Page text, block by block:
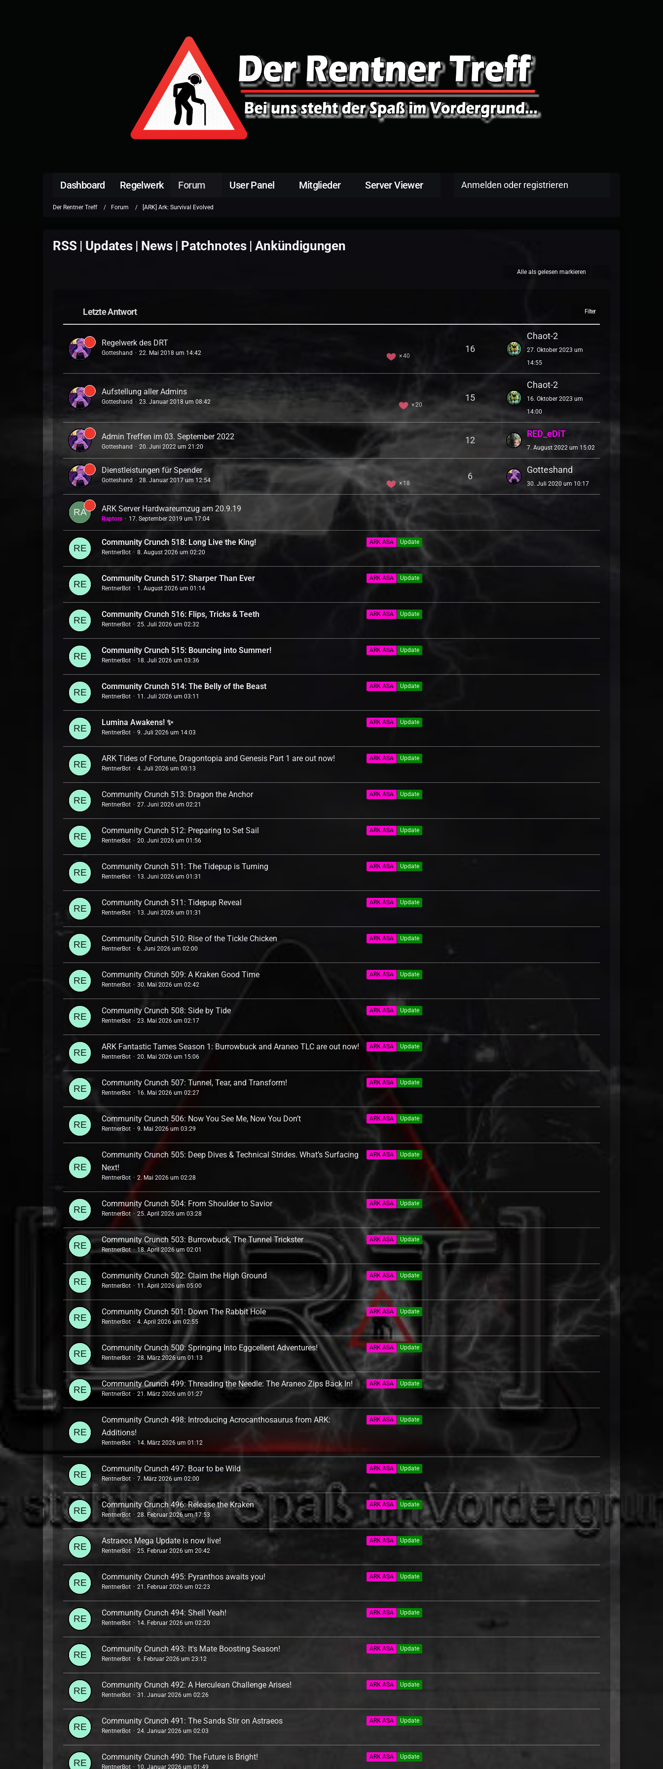
Dashboard Regelwerk Forum User Panel Mitglieder Server Viewer Anmelden oder registrieren
Der Rentner Treff Forum [ARK] Ark: Survival Evolved
RSS | Updates | News | Patchnotes | Ankündigungen
Alle als gelesen markieren
Letzte Antwort Filter
Regelwerk des DRT
40
Gotteshand 22. Mai 2018 um 14:42 16
Chaot-2
27. Oktober 2023 um
14:55
Aufstellung aller Admins
20
Gotteshand 23. Januar 2018 um 08:42 15
Chaot-2
16. Oktober 2023 um
14:00
Admin Treffen im 03. September 2022
Gotteshand 20. Juni 2022 um 21:20
12
RED_eDiT
7. August 2022 um 15:02
Dienstleistungen für Spender
18
Gotteshand 28. Januar 2017 um 12:54 6
Gotteshand
30. Juli 2020 um 10:17
ARK Server Hardwareumzug am 20.9.19
Raptors 17. September 2019 um 17:04
ARK ASA Update
Community Crunch 518: Long Live the King!
RentnerBot 8. August 2026 um 02:20
ARK ASA Update
Community Crunch 517: Sharper Than Ever
RentnerBot 1. August 2026 um 01:14
ARK ASA Update
Community Crunch 516: Flips, Tricks & Teeth
RentnerBot 25. Juli 2026 um 02:32
ARK ASA Update
Community Crunch 515: Bouncing into Summer!
RentnerBot 18. Juli 2026 um 03:36
ARK ASA Update
Community Crunch 514: The Belly of the Beast
RentnerBot 11. Juli 2026 um 03:11
ARK ASA Update
Lumina Awakens! ✨
RentnerBot 9. Juli 2026 um 14:03
ARK ASA Update
ARK Tides of Fortune, Dragontopia and Genesis Part 1 are out now!
RentnerBot 4. Juli 2026 um 00:13
ARK ASA Update
Community Crunch 513: Dragon the Anchor
RentnerBot 27. Juni 2026 um 02:21
ARK ASA Update
Community Crunch 512: Preparing to Set Sail
RentnerBot 20. Juni 2026 um 01:56
ARK ASA Update
Community Crunch 511: The Tidepup is Turning
RentnerBot 13. Juni 2026 um 01:31
ARK ASA Update
Community Crunch 511: Tidepup Reveal
RentnerBot 13. Juni 2026 um 01:31
ARK ASA Update
Community Crunch 510: Rise of the Tickle Chicken
RentnerBot 6. Juni 2026 um 02:00
ARK ASA Update
Community Crunch 509: A Kraken Good Time
RentnerBot 30. Mai 2026 um 02:42
ARK ASA Update
Community Crunch 508: Side by Tide
RentnerBot 23. Mai 2026 um 02:17
ARK ASA Update
ARK Fantastic Tames Season 1: Burrowbuck and Araneo TLC are out now!
RentnerBot 20. Mai 2026 um 15:06
ARK ASA Update
Community Crunch 507: Tunnel, Tear, and Transform!
RentnerBot 16. Mai 2026 um 02:27
ARK ASA Update
Community Crunch 506: Now You See Me, Now You Don’t
RentnerBot 9. Mai 2026 um 03:29
ARK ASA Update
Community Crunch 505: Deep Dives & Technical Strides. What’s Surfacing
Next!
RentnerBot 2. Mai 2026 um 02:28
ARK ASA Update
Community Crunch 504: From Shoulder to Savior
RentnerBot 25. April 2026 um 03:28
ARK ASA Update
Community Crunch 503: Burrowbuck, The Tunnel Trickster
RentnerBot 18. April 2026 um 02:01
ARK ASA Update
Community Crunch 502: Claim the High Ground
RentnerBot 11. April 2026 um 05:00
ARK ASA Update
Community Crunch 501: Down The Rabbit Hole
RentnerBot 4. April 2026 um 02:55
ARK ASA Update
Community Crunch 500: Springing Into Eggcellent Adventures!
RentnerBot 28. März 2026 um 01:13
ARK ASA Update
Community Crunch 499: Threading the Needle: The Araneo Zips Back In!
RentnerBot 21. März 2026 um 01:27
ARK ASA Update
Community Crunch 498: Introducing Acrocanthosaurus from ARK:
Additions!
RentnerBot 14. März 2026 um 01:12
ARK ASA Update
Community Crunch 497: Boar to be Wild
RentnerBot 7. März 2026 um 02:00
ARK ASA Update
Community Crunch 496: Release the Kraken
RentnerBot 28. Februar 2026 um 17:53
ARK ASA Update
Astraeos Mega Update is now live!
RentnerBot 25. Februar 2026 um 20:42
ARK ASA Update
Community Crunch 495: Pyranthos awaits you!
RentnerBot 21. Februar 2026 um 02:23
ARK ASA Update
Community Crunch 494: Shell Yeah!
RentnerBot 14. Februar 2026 um 02:20
ARK ASA Update
Community Crunch 493: It's Mate Boosting Season!
RentnerBot 6. Februar 2026 um 23:12
ARK ASA Update
Community Crunch 492: A Herculean Challenge Arises!
RentnerBot 31. Januar 2026 um 02:26
ARK ASA Update
Community Crunch 491: The Sands Stir on Astraeos
RentnerBot 24. Januar 2026 um 02:03
ARK ASA Update
Community Crunch 490: The Future is Bright!
RentnerBot 10. Januar 2026 um 01:49